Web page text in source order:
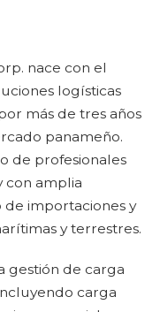
nace con el
logísticas
más de tres años
panameño.
de profesionales
con amplia
importaciones y
y terrestres.
gestión de carga
carga